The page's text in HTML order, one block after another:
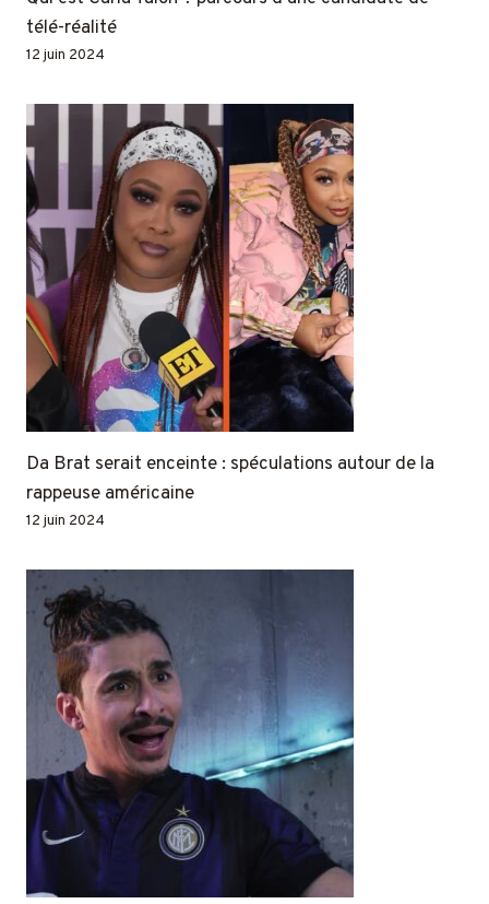
télé-réalité
12 juin 2024
Da Brat serait enceinte : spéculations autour de la
rappeuse américaine
12 juin 2024